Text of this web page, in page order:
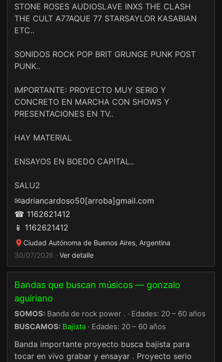
STONE ROSES AUDIOSLAVE INXS THE CLASH
THE CULT A77AQUE 77 STARSAYLOR KASABIAN
ETC..
SONIDOS ROCK POP BRIT GRUNGE PUNK POST
PUNK..
IMPORTANTE: PROYECTO MUY SERIO Y
CONCRETO EN MARCHA CON SHOWS Y
PRESENTACIONES EN TV..
HAY MATERIAL
ENSAYOS EN BOEDO CAPITAL..
SALU2
✉adriancardoso50[arroba]gmail.com
☎ 1162621412
📱 1162621412
Ciudad Autónoma de Buenos Aires, Argentina ·
30/07/2026 · Ver detalle
Bandas que buscan músicos — gonzalo
aguiriano
SOMOS: Banda de rock power . · Edades: 20 – 60 años
BUSCAMOS: Bajista · Edades: 20 – 60 años
Banda importante proyecto busca bajista para
tocar en vivo grabar y ensayar . Proyecto serio